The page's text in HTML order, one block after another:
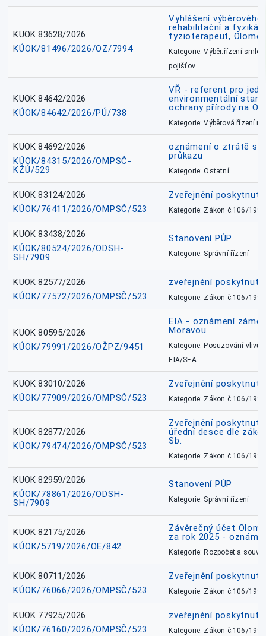
KUOK 83628/2026
KÚOK/81496/2026/OZ/7994
Vyhlášení
rehabilitační a
fyzioterapeut,
Kategorie: Výběr.řízení-
pojišťov.
KUOK 84642/2026
KÚOK/84642/2026/PÚ/738
VŘ - referent pro
environmentální
ochrany přírody na
Kategorie: Výběrová řízení
KUOK 84692/2026
KÚOK/84315/2026/OMPSČ-
KŽÚ/529
oznámení o ztrátě
průkazu
Kategorie: Ostatní
KUOK 83124/2026
KÚOK/76411/2026/OMPSČ/523
Zveřejnění
Kategorie: Zákon č.106/1999
KUOK 83438/2026
KÚOK/80524/2026/ODSH-
SH/7909
Stanovení PÚP
Kategorie: Správní řízení
KUOK 82577/2026
KÚOK/77572/2026/OMPSČ/523
zveřejnění
Kategorie: Zákon č.106/1999
KUOK 80595/2026
KÚOK/79991/2026/OŽPZ/9451
EIA - oznámení
Moravou
Kategorie: Posuzování vlivů
EIA/SEA
KUOK 83010/2026
KÚOK/77909/2026/OMPSČ/523
Zveřejnění
Kategorie: Zákon č.106/1999
KUOK 82877/2026
KÚOK/79474/2026/OMPSČ/523
Zveřejnění
úřední desce dle
Sb.
Kategorie: Zákon č.106/1999
KUOK 82959/2026
KÚOK/78861/2026/ODSH-
SH/7909
Stanovení PÚP
Kategorie: Správní řízení
KUOK 82175/2026
KÚOK/5719/2026/OE/842
Závěrečný účet
za rok 2025 -
Kategorie: Rozpočet a
KUOK 80711/2026
KÚOK/76066/2026/OMPSČ/523
Zveřejnění
Kategorie: Zákon č.106/1999
KUOK 77925/2026
KÚOK/76160/2026/OMPSČ/523
zveřejnění
Kategorie: Zákon č.106/1999